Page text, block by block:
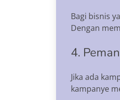
Bagi bisnis
Dengan
4.
Jika ada
kampanye